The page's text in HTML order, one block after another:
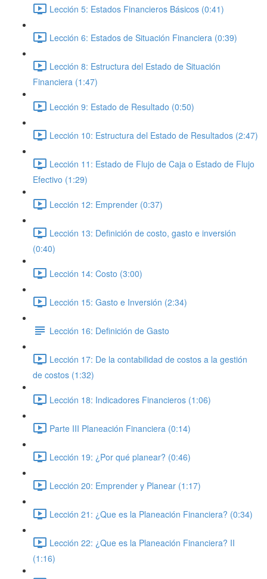
Lección 5: Estados Financieros Básicos (0:41)
Lección 6: Estados de Situación Financiera (0:39)
Lección 8: Estructura del Estado de Situación
Financiera (1:47)
Lección 9: Estado de Resultado (0:50)
Lección 10: Estructura del Estado de Resultados (2:47)
Lección 11: Estado de Flujo de Caja o Estado de Flujo
Efectivo (1:29)
Lección 12: Emprender (0:37)
Lección 13: Definición de costo, gasto e inversión
(0:40)
Lección 14: Costo (3:00)
Lección 15: Gasto e Inversión (2:34)
Lección 16: Definición de Gasto
Lección 17: De la contabilidad de costos a la gestión
de costos (1:32)
Lección 18: Indicadores Financieros (1:06)
Parte III Planeación Financiera (0:14)
Lección 19: ¿Por qué planear? (0:46)
Lección 20: Emprender y Planear (1:17)
Lección 21: ¿Que es la Planeación Financiera? (0:34)
Lección 22: ¿Que es la Planeación Financiera? II
(1:16)